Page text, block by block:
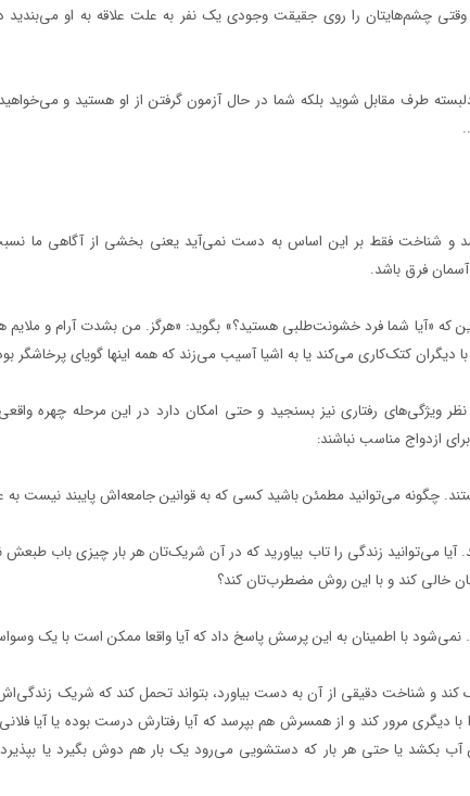
چشم‌هایتان را روی جقیقت وجودی یک نفر به علت علاقه به او می‌بندید
طرف مقابل شوید بلکه شما در حال آزمون گرفتن از او هستید و می‌خواهید
و شناخت فقط بر این اساس به دست نمی‌آید یعنی بخشی از آگاهی ما
فرق باشد.
که «آیا شما فرد خشونت‌طلبی هستید؟» بگوید: «هرگز. من بشدت آرام و
دیگران کتک‌کاری می‌کند یا به اشیا آسیب می‌زند که همه اینها گویای پرخاشگر
ویژگی‌های رفتاری نیز بسنجید و حتی امکان دارد در این مرحله چهره
ازدواج مناسب نباشند:
چگونه می‌توانید مطمئن باشید کسی که به قوانین جامعه‌اش پایبند نیست به
آیا می‌توانید زندگی را تاب بیاورید که در آن شریک‌تان هر بار چیزی باب
خالی کند و با این روش مضطرب‌تان کند؟
نمی‌شود با اطمینان به این پرسش پاسخ داد که آیا واقعا ممکن است با یک
و شناخت دقیقی از آن به دست بیاورد، بتواند تحمل کند که شریک
بکشد یا حتی هر بار که دستشویی می‌رود یک بار هم دوش بگیرد یا